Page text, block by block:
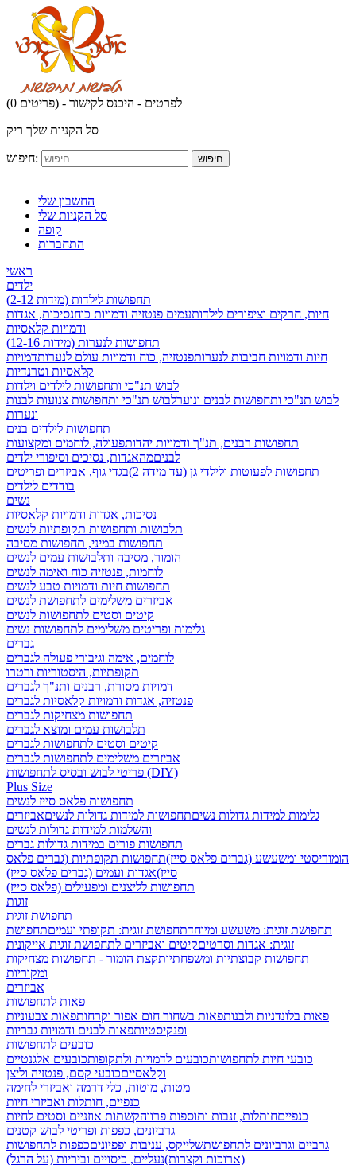
(0 פריטים) - לפרטים - היכנס לקישור
סל הקניות שלך ריק
חיפוש: חיפוש
החשבון שלי
סל הקניות שלי
קופה
התחברות
ראשי
ילדים
תחפושות לילדות (מידות 2-12)
חיות, חרקים וציפורים לילדותעמים פנטזיה ודמויות כוחנסיכות, אגדות
ודמויות קלאסיות
תחפושות לנערות (מידות 12-16)
חיות ודמויות חביבות לנערותפנטזיה, כוח ודמויות עולם לנערותדמויות
קלאסיות וטרנדיות
לבוש תנ"כי ותחפושות לילדים וילדות
לבוש תנ"כי ותחפושות לבנים ונוערלבוש תנ"כי ותחפושות צנועות לבנות
ונערות
תחפושות לילדים בנים
תחפושות רבנים, תנ"ך ודמויות יהדותפעולה, לוחמים ומקצועות
לבניםמהאגדות, נסיכים וסיפורי ילדים
תחפושות לפעוטות ולילדי גן (עד מידה 2)
בגדי גוף, אביזרים ופריטים
בודדים לילדים
נשים
נסיכות, אגדות ודמויות קלאסיות
תלבושות ותחפושות תקופתיות לנשים
תחפושות במיני, תחפושות מסיבה
הומור, מסיבה ותלבושות עמים לנשים
לוחמות, פנטזיה כוח ואימה לנשים
תחפושות חיות ודמויות טבע לנשים
אביזרים משלימים לתחפושת לנשים
קיטים וסטים לתחפושות לנשים
גלימות ופריטים משלימים לתחפושות נשים
גברים
לוחמים, אימה וגיבורי פעולה לגברים
תקופתיות, היסטוריות ורטרו
דמויות מסורת, רבנים ותנ"ך לגברים
פנטזיה, אגדות ודמויות קלאסיות לגברים
תחפושות מצחיקות לגברים
תלבושות עמים ומוצא לגברים
קיטים וסטים לתחפושות לגברים
אביזרים משלימים לתחפושות לגברים
פריטי לבוש ובסיס לתחפושות (DIY)
Plus Size
תחפושות פלאס סייז לנשים
גלימות למידות גדולות נשיםתחפושות למידות גדולות לנשיםאביזרים
והשלמות למידות גדולות לנשים
תחפושות פורים במידות גדולות גברים
הומוריסטי ומשעשע (גברים פלאס סייז)תחפושות תקופתיות (גברים פלאס
סייז)אגדות ועמים (גברים פלאס סייז)
תחפושות לליצנים ומפעילים (פלאס סייז)
זוגות
תחפושת זוגית
תחפושת זוגית: משעשע ומיוחדתחפושת זוגית: תקופתי ועמיםתחפושת
זוגית: אגדות וסרטיםקיטים ואביזרים לתחפושת זוגית אייקונית
תחפושות קבוצתיות ומשפחתיותקצת הומור - תחפושות מצחיקות
ומקוריות
אביזרים
פאות לתחפושות
פאות בלונדניות ולבנותפאות בשחור חום אפור וקרחותפאות צבעוניות
ופנקיסטיותפאות לבנים ודמויות גבריות
כובעים לתחפושות
כובעי חיות לתחפושותכובעים לדמויות ולתקופותכובעים אלגנטיים
וקלאסייםכובעי קסם, פנטזיה וליצן
מטות, מוטות, כלי דרמה ואביזרי לחימה
כנפיים, חותלות ואביזרי חיות
כנפייםחותלות, זנבות ותוספות פרווהקשתות אוזניים וסטים לחיות
גרביונים, כפפות ופריטי לבוש קטנים
גרביים וגרביונים לתחפושתשלייקס, עניבות ופפיוניםכפפות לתחפושות
(ארוכות וקצרות)נעליים, כיסויים וביריות (על הרגל)